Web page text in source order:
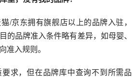
/京东拥有旗舰店以上的品牌入驻，
的品牌准入条件略有差异，如母婴、
准入规则。
求，但在品牌库中查询不到所需品